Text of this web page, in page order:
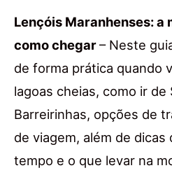
Lençóis Maranhenses: a
como chegar– Neste
de forma prática quando
lagoas cheias, como ir de
Barreirinhas, opções de
de viagem, além de dicas
tempo e o que levar na